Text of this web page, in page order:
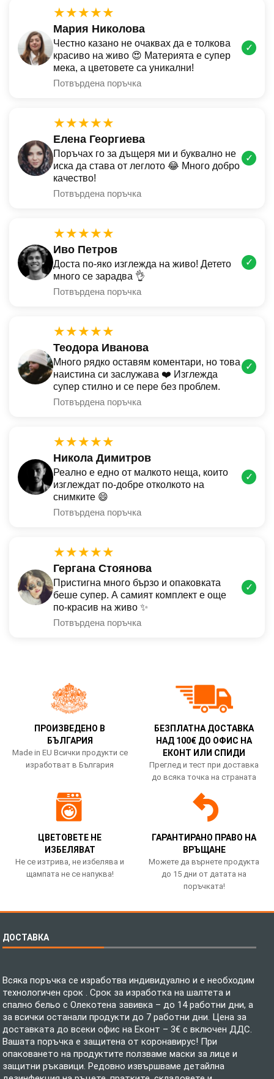
★★★★★
Мария Николова
Честно казано не очаквах да е толкова
красиво на живо 😍 Материята е супер
мека, а цветовете са уникални!
Потвърдена поръчка
✓
★★★★★
Елена Георгиева
Поръчах го за дъщеря ми и буквално не
иска да става от леглото 😂 Много добро
качество!
Потвърдена поръчка
✓
★★★★★
Иво Петров
Доста по-яко изглежда на живо! Детето
много се зарадва 👌
Потвърдена поръчка
✓
★★★★★
Теодора Иванова
Много рядко оставям коментари, но това
наистина си заслужава ❤️ Изглежда
супер стилно и се пере без проблем.
Потвърдена поръчка
✓
★★★★★
Никола Димитров
Реално е едно от малкото неща, които
изглеждат по-добре отколкото на
снимките 😄
Потвърдена поръчка
✓
★★★★★
Гергана Стоянова
Пристигна много бързо и опаковката
беше супер. А самият комплект е още
по-красив на живо ✨
Потвърдена поръчка
✓
ПРОИЗВЕДЕНО В
БЪЛГАРИЯ
Made in EU Всички продукти се
изработват в България
БЕЗПЛАТНА ДОСТАВКА
НАД 100€ ДО ОФИС НА
ЕКОНТ ИЛИ СПИДИ
Преглед и тест при доставка
до всяка точка на страната
ЦВЕТОВЕТЕ НЕ
ИЗБЕЛЯВАТ
Не се изтрива, не избелява и
щампата не се напуква!
ГАРАНТИРАНО ПРАВО НА
ВРЪЩАНЕ
Можете да върнете продукта
до 15 дни от датата на
поръчката!
ДОСТАВКА
Всяка поръчка се изработва индивидуално и е необходим
технологичен срок . Срок за изработка на шалтета и
спално бельо с Олекотена завивка – до 14 работни дни, а
за всички останали продукти до 7 работни дни. Цена за
доставката до всеки офис на Еконт – 3€ с включен ДДС.
Вашата поръчка е защитена от коронавирус! При
опаковането на продуктите ползваме маски за лице и
защитни ръкавици. Редовно извършваме детайлна